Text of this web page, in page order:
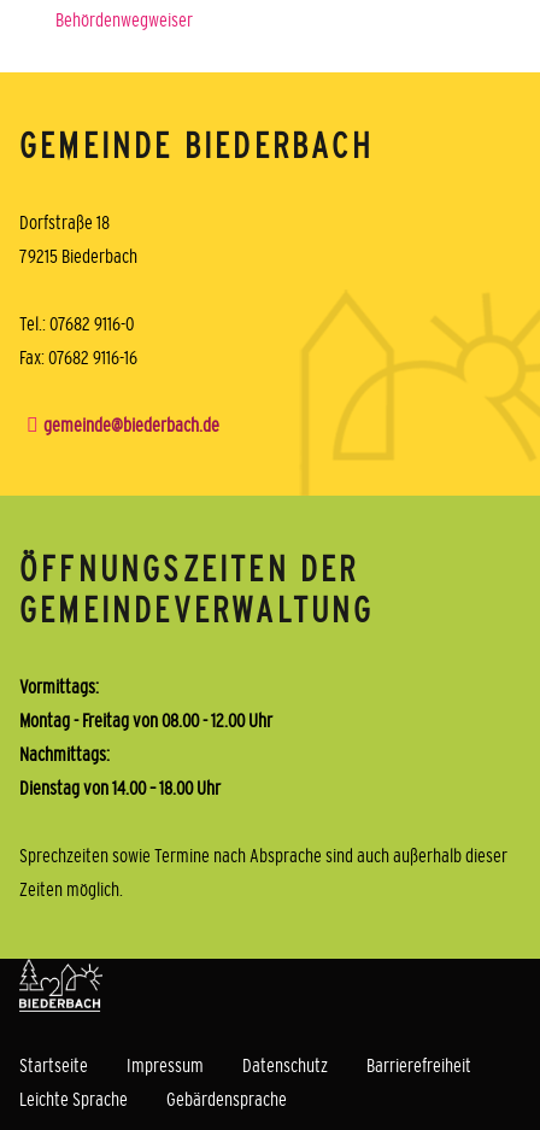
Behördenwegweiser
GEMEINDE BIEDERBACH
Dorfstraße 18
79215 Biederbach
Tel.: 07682 9116-0
Fax: 07682 9116-16
gemeinde@biederbach.de
ÖFFNUNGSZEITEN DER
GEMEINDEVERWALTUNG
Vormittags:
Montag - Freitag von 08.00 - 12.00 Uhr
Nachmittags:
Dienstag von 14.00 – 18.00 Uhr
Sprechzeiten sowie Termine nach Absprache sind auch außerhalb dieser
Zeiten möglich.
Startseite Impressum Datenschutz
Barrierefreiheit
Leichte Sprache
Gebärdensprache